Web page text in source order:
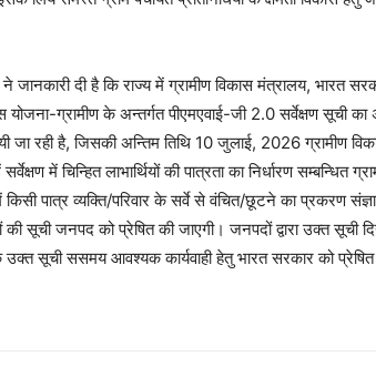
ने जानकारी दी है कि राज्य में ग्रामीण विकास मंत्रालय, भारत
योजना-ग्रामीण के अन्तर्गत पीएमएवाई-जी 2.0 सर्वेक्षण सूची
रही है, जिसकी अन्तिम तिथि 10 जुलाई, 2026 ग्रामीण
में चिन्हित लाभार्थियों की पात्रता का निर्धारण सम्बन्धित
पात्र व्यक्ति/परिवार के सर्वे से वंचित/छूटने का प्रकरण
की सूची जनपद को प्रेषित की जाएगी। जनपदों द्वारा उक्त
उक्त सूची ससमय आवश्यक कार्यवाही हेतु भारत सरकार को